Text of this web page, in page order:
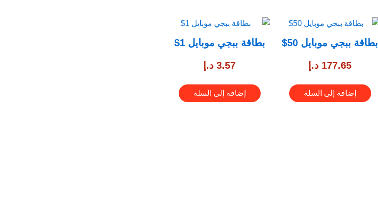
بطاقة ببجي موبايل 50$
177.65 د.إ
إضافة إلى السلة
بطاقة ببجي موبايل 1$
3.57 د.إ
إضافة إلى السلة